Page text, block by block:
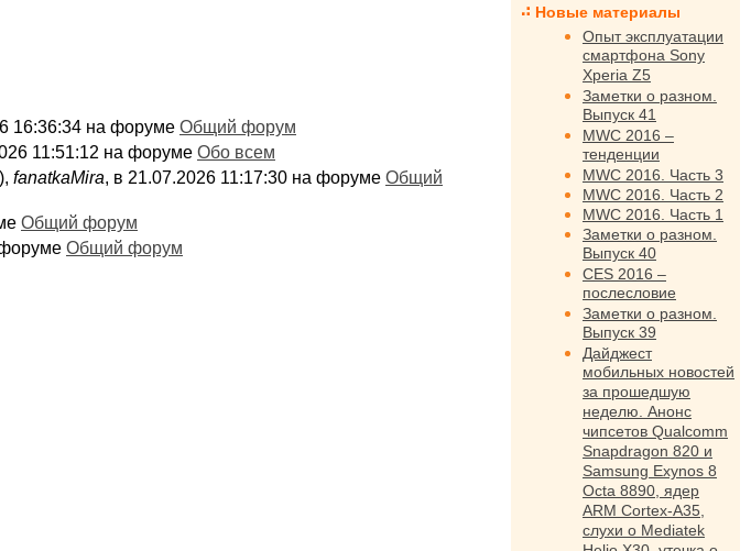
16:36:34 на форуме Общий форум
11:51:12 на форуме Обо всем
fanatkaMira, в 21.07.2026 11:17:30 на форуме Общий
Общий форум
Общий форум
Новые материалы
Опыт эксплуатации
смартфона Sony
Xperia Z5
Заметки о разном.
Выпуск 41
MWC 2016 –
тенденции
MWC 2016. Часть 3
MWC 2016. Часть 2
MWC 2016. Часть 1
Заметки о разном.
Выпуск 40
CES 2016 –
послесловие
Заметки о разном.
Выпуск 39
Дайджест
мобильных новостей
за прошедшую
неделю. Анонс
чипсетов Qualcomm
Snapdragon 820 и
Samsung Exynos 8
Octa 8890, ядер
ARM Cortex-A35,
слухи о Mediatek